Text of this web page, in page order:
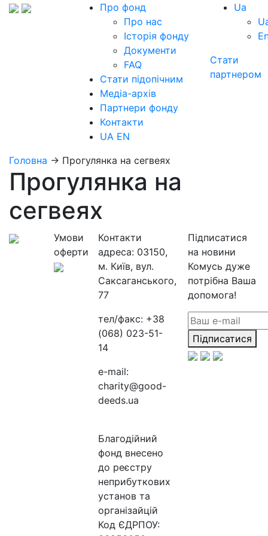
Про фонд
Про нас
Історія фонду
Документи
FAQ
Стати підопічним
Медіа-архів
Партнери фонду
Контакти
UA EN
Ua
Стати
партнером
Головна → Прогулянка на сегвеях
Прогулянка на
сегвеях
Умови
оферти
Контакти
адреса: 03150,
м. Київ, вул.
Саксаганського,
77
тел/факс: +38
(068) 023-51-
14
e-mail:
charity@good-
deeds.ua
Благодійний
фонд внесено
до реєстру
неприбуткових
установ та
організайцій
Код ЄДРПОУ:
Підписатися
на новини
Комусь дуже
потрібна Ваша
допомога!
Підписатися